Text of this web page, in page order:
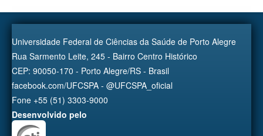
Universidade Federal de Ciências da Saúde de Porto Alegre
Rua Sarmento Leite, 245 - Bairro Centro Histórico
CEP: 90050-170 - Porto Alegre/RS - Brasil
facebook.com/UFCSPA - @UFCSPA_oficial
Fone +55 (51) 3303-9000
Desenvolvido pelo